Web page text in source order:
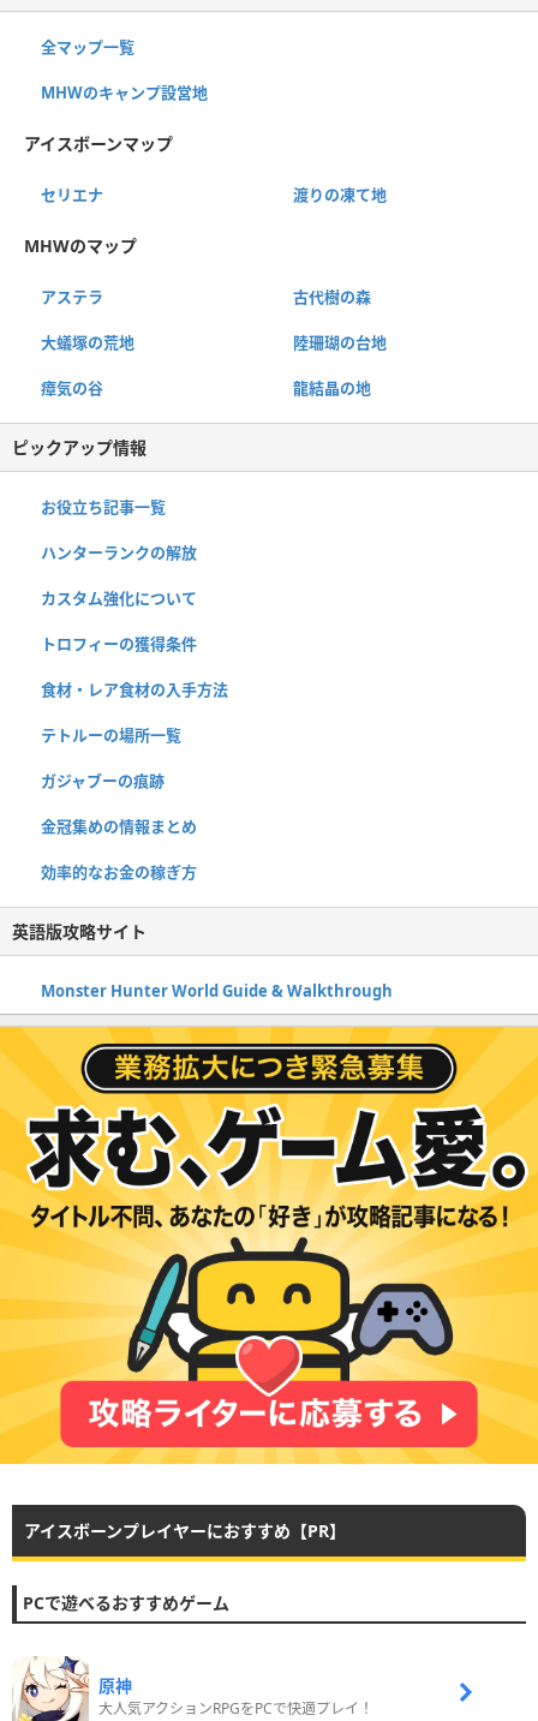
全マップ一覧
MHWのキャンプ設営地
アイスボーンマップ
セリエナ 渡りの凍て地
MHWのマップ
アステラ 古代樹の森
大蟻塚の荒地 陸珊瑚の台地
瘴気の谷 龍結晶の地
ピックアップ情報
お役立ち記事一覧
ハンターランクの解放
カスタム強化について
トロフィーの獲得条件
食材・レア食材の入手方法
テトルーの場所一覧
ガジャブーの痕跡
金冠集めの情報まとめ
効率的なお金の稼ぎ方
英語版攻略サイト
Monster Hunter World Guide & Walkthrough
アイスボーンプレイヤーにおすすめ【PR】
PCで遊べるおすすめゲーム
原神
大人気アクションRPGをPCで快適プレイ！